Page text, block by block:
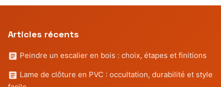
Articles récents
Peindre un escalier en bois : choix, étapes et finitions
Lame de clôture en PVC : occultation, durabilité et style